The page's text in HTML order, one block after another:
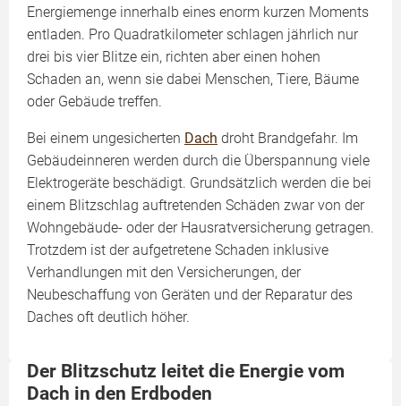
Energiemenge innerhalb eines enorm kurzen Moments
entladen. Pro Quadratkilometer schlagen jährlich nur
drei bis vier Blitze ein, richten aber einen hohen
Schaden an, wenn sie dabei Menschen, Tiere, Bäume
oder Gebäude treffen.
Bei einem ungesicherten Dach droht Brandgefahr. Im
Gebäudeinneren werden durch die Überspannung viele
Elektrogeräte beschädigt. Grundsätzlich werden die bei
einem Blitzschlag auftretenden Schäden zwar von der
Wohngebäude- oder der Hausratversicherung getragen.
Trotzdem ist der aufgetretene Schaden inklusive
Verhandlungen mit den Versicherungen, der
Neubeschaffung von Geräten und der Reparatur des
Daches oft deutlich höher.
Der Blitzschutz leitet die Energie vom
Dach in den Erdboden